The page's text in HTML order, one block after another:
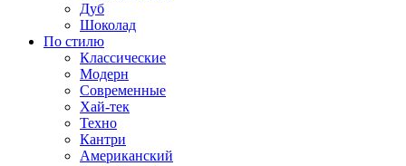
Дуб
Шоколад
По стилю
Классические
Модерн
Современные
Хай-тек
Техно
Кантри
Американский